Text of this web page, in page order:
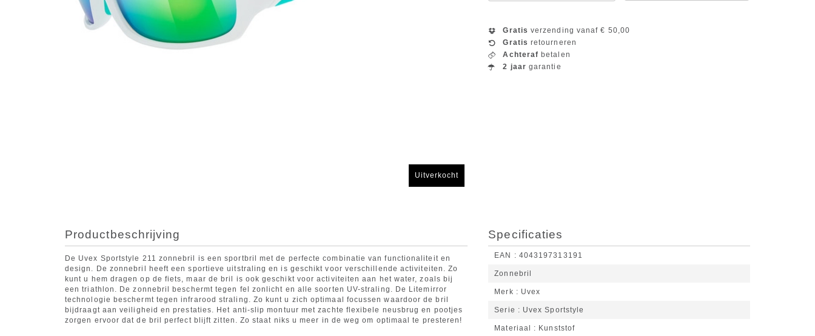
Uitverkocht
Gratis verzending vanaf € 50,00
Gratis retourneren
Achteraf betalen
2 jaar garantie
Productbeschrijving
De Uvex Sportstyle 211 zonnebril is een sportbril met de perfecte combinatie van functionaliteit en
design. De zonnebril heeft een sportieve uitstraling en is geschikt voor verschillende activiteiten. Zo
kunt u hem dragen op de fiets, maar de bril is ook geschikt voor activiteiten aan het water, zoals bij
een triathlon. De zonnebril beschermt tegen fel zonlicht en alle soorten UV-straling. De Litemirror
technologie beschermt tegen infrarood straling. Zo kunt u zich optimaal focussen waardoor de bril
bijdraagt aan veiligheid en prestaties. Het anti-slip montuur met zachte flexibele neusbrug en pootjes
zorgen ervoor dat de bril perfect blijft zitten. Zo staat niks u meer in de weg om optimaal te presteren!
Specificaties
EAN 4043197313191
Zonnebril
Merk Uvex
Serie Uvex Sportstyle
Materiaal Kunststof